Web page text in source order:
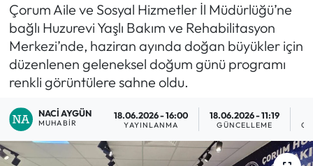
Çorum Aile ve Sosyal Hizmetler İl Müdürlüğü’ne
bağlı Huzurevi Yaşlı Bakım ve Rehabilitasyon
Merkezi’nde, haziran ayında doğan büyükler için
düzenlenen geleneksel doğum günü programı
renkli görüntülere sahne oldu.
NACI AYGÜN
MUHABIR
18.06.2026 - 16:00
YAYINLANMA
18.06.2026 - 11:19
GÜNCELLEME
Boğazkale Haberleri
Çorum Haberleri
Çorum Son Dakika Haberleri
Dodurga Haberleri
Eğitim
TFF 1.Lig Puan Durumu ve Fikstür
Tüm Manşetler
Son Dakika Haberleri
Haber Arşivi